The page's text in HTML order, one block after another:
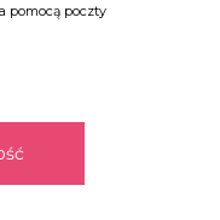
pomocą poczty